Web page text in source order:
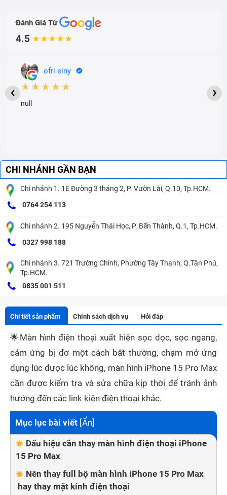
Đánh Giá Từ
4.5 ★★★★★
ofri einy
★★★★★
null
‹ ›
CHI NHÁNH GẦN BẠN
Chi nhánh 1. 1E Đường 3 tháng 2, P. Vườn Lài, Q.10, Tp.HCM.
0764 254 113
Chi nhánh 2. 195 Nguyễn Thái Học, P. Bến Thành, Q.1, Tp.HCM.
0327 998 188
Chi nhánh 3. 721 Trường Chinh, Phường Tây Thạnh, Q.Tân Phú,
Tp.HCM.
0835 001 511
Chi tiết sản phẩm Chính sách dịch vụ Hỏi đáp
🌟 Màn hình điện thoại xuất hiện sọc dọc, sọc ngang,
cảm ứng bị đơ một cách bất thường, chạm mở ứng
dụng lúc được lúc không, màn hình iPhone 15 Pro Max
cần được kiểm tra và sửa chữa kịp thời để tránh ảnh
hưởng đến các link kiện điện thoại khác.
Mục lục bài viết [Ẩn]
Dấu hiệu cần thay màn hình điện thoại iPhone
15 Pro Max
Nên thay full bộ màn hình iPhone 15 Pro Max
hay thay mặt kính điện thoại